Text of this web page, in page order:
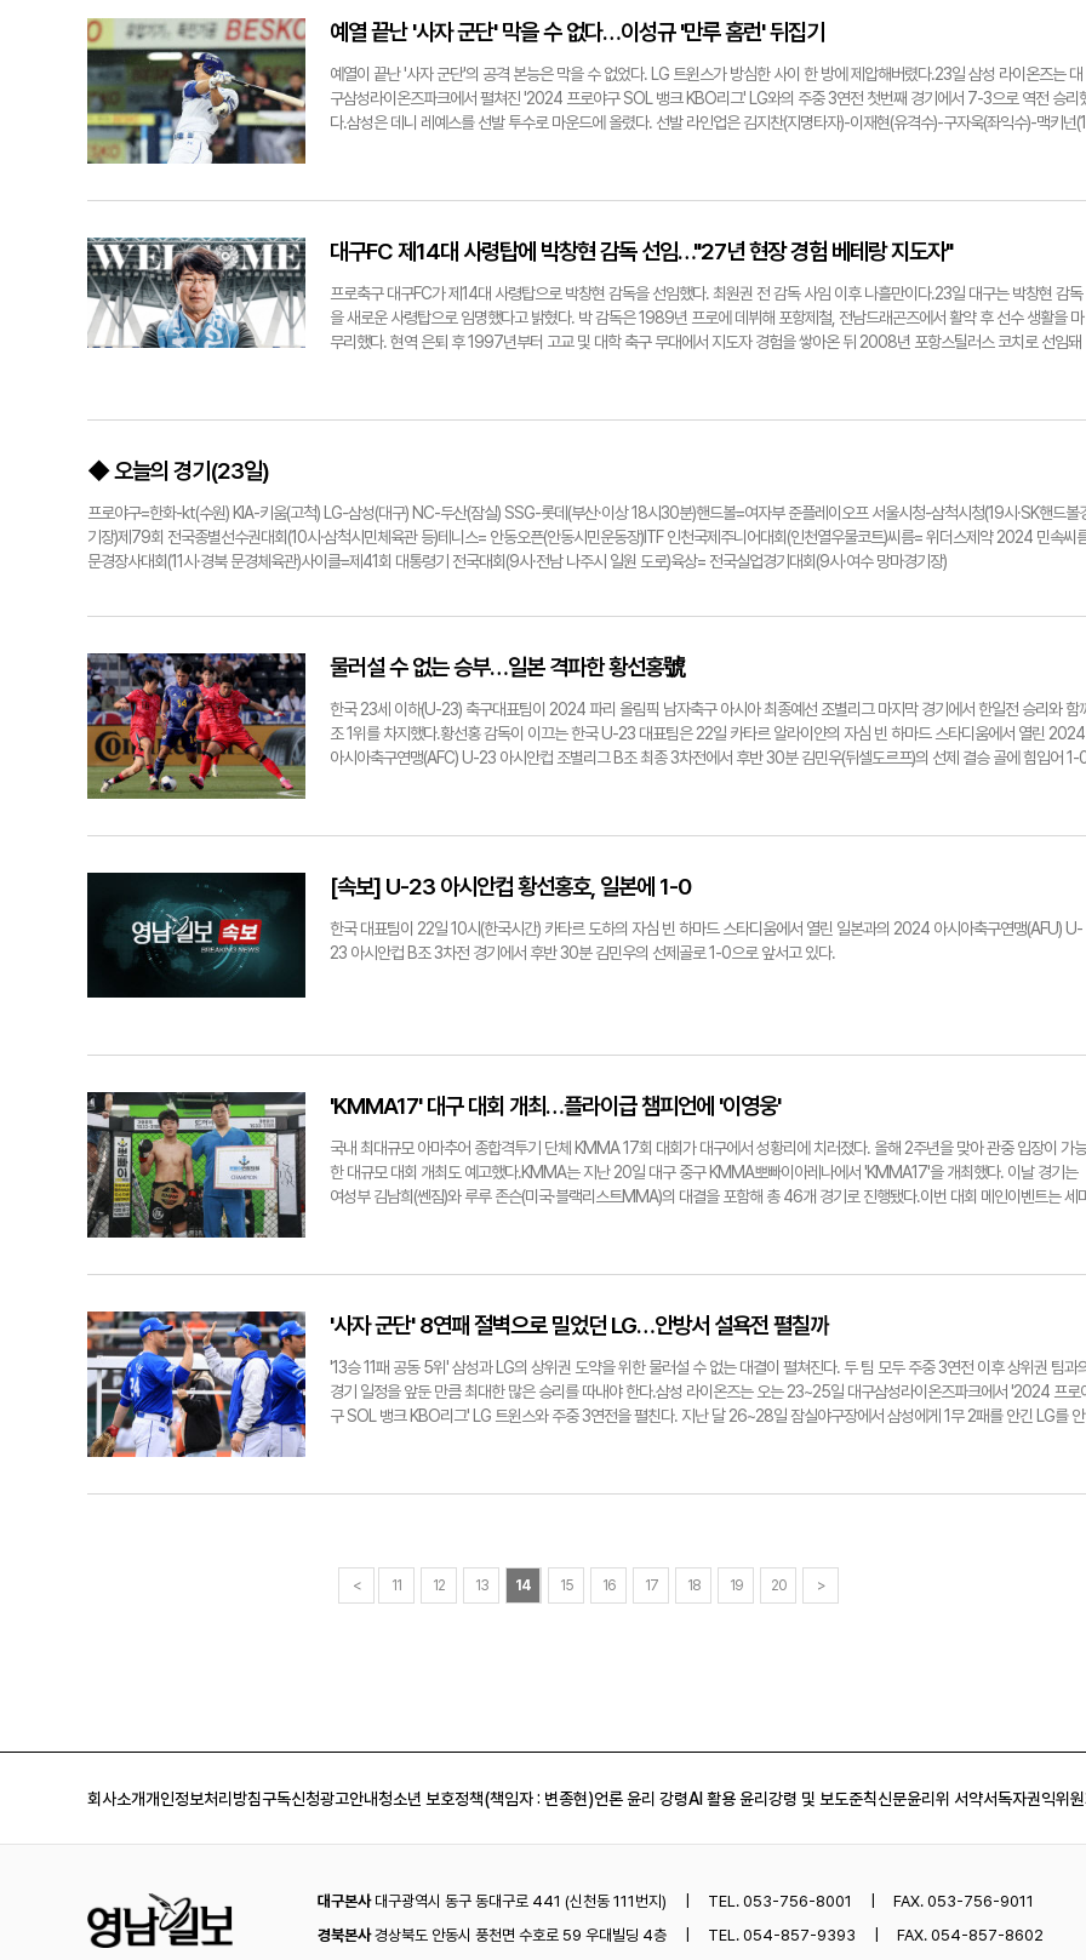
크 KBO리그' 삼성 라이온즈와 LG 트윈스전에서 힘차게 공을 던지는 좌완 이승현. 이날 무안타 무실점 호투를 보였다.
겠다"고 밝혔다. 김형엽기자 khy@yeongnam.com제53회 전국소년체육대회 대구시 초등부 축구 대표팀으로 선발된 대구반야
월초 축구부.
예열 끝난 '사자 군단' 막을 수 없다…이성규 '만루 홈런' 뒤집기
예열이 끝난 '사자 군단'의 공격 본능은 막을 수 없었다. LG 트윈스가 방심한 사이 한 방에 제압해버렸다.23일 삼성 라이온즈는 대
구삼성라이온즈파크에서 펼쳐진 '2024 프로야구 SOL 뱅크 KBO리그' LG와의 주중 3연전 첫번째 경기에서 7-3으로 역전 승리
다.삼성은 데니 레예스를 선발 투수로 마운드에 올렸다. 선발 라인업은 김지찬(지명타자)-이재현(유격수)-구자욱(좌익수)-맥키넌(1
이성규. 지난 14일 라팍에서 NC 다이노스를 상대로 연타석 홈런을 친 주인공이다. 2볼-2스트라이크 이후 이우찬의 5구째 포크볼
을 당겨쳤고, 공은 120m를 날아 좌측 담장으로 넘어갔다. 개인 통산 첫 번째, 이번 시즌 구단 최초 만루 홈런이다.이날 레예스는 5
이닝 동안 93개의 공을 던진 뒤 마운드에서 내려갔다. 5이닝 5피안타 3실점(3자책) 1사사구 5탈삼진을 기록했다. 경기 중 내린 빗
방울이 점차 굵어지면서 8회말 7-3 삼성 강우콜드 승으로 종료됐다.김형엽기자 khy@yeongnam.com23일 대구삼성라이온즈
파크에서 펼쳐진 '2024 프로야구 SOL 뱅크 KBO리그' 삼성 라이온즈와 LG 트윈스 경기에서 이성규가 6회말 만루 홈런을 날린 순
대구FC 제14대 사령탑에 박창현 감독 선임…"27년 현장 경험 베테랑 지도자"
프로축구 대구FC가 제14대 사령탑으로 박창현 감독을 선임했다. 최원권 전 감독 사임 이후 나흘만이다.23일 대구는 박창현 감독
을 새로운 사령탑으로 임명했다고 밝혔다. 박 감독은 1989년 프로에 데뷔해 포항제철, 전남드래곤즈에서 활약 후 선수 생활을 마
무리했다. 현역 은퇴 후 1997년부터 고교 및 대학 축구 무대에서 지도자 경험을 쌓아온 뒤 2008년 포항스틸러스 코치로 선임돼
해하고 극복해나갈 수 있는 감독으로 판단했다. 젊은 연령대인 선수단을 효과적으로 컨트롤 하는 데 많은 도움이 될 것으로 기대
다. 어려운 시기에 팀을 안정적으로 잘 이끌어 줄 것이라 기대한다"며 선임 배경을 밝혔다.박 감독은 "대구의 감독 자리를 맡게 돼
영광스럽다. 현장에서의 경력은 어느 분께도 뒤지지 않는다고 자신한다. 어려운 상황에 있는 선수단을 안정적으로 이끌어 높은 위
◆ 오늘의 경기(23일)
프로야구=한화-kt(수원) KIA-키움(고척) LG-삼성(대구) NC-두산(잠실) SSG-롯데(부산·이상 18시30분)핸드볼=여자부 준플레이오프 서울시청-삼척시청(19시·SK핸드볼
기장)제79회 전국종별선수권대회(10시·삼척시민체육관 등)테니스= 안동오픈(안동시민운동장)ITF 인천국제주니어대회(인천열우물코트)씨름= 위더스제약 2024 민속씨
문경장사대회(11시·경북 문경체육관)사이클=제41회 대통령기 전국대회(9시·전남 나주시 일원 도로)육상= 전국실업경기대회(9시·여수 망마경기장)
물러설 수 없는 승부…일본 격파한 황선홍號
한국 23세 이하(U-23) 축구대표팀이 2024 파리 올림픽 남자축구 아시아 최종예선 조별리그 마지막 경기에서 한일전 승리와 함
조 1위를 차지했다.황선홍 감독이 이끄는 한국 U-23 대표팀은 22일 카타르 알라이얀의 자심 빈 하마드 스타디움에서 열린 2024
아시아축구연맹(AFC) U-23 아시안컵 조별리그 B조 최종 3차전에서 후반 30분 김민우(뒤셀도르프)의 선제 결승 골에 힘입어 1-
다. 2위를 할 경우 개최국인 카타르와 경기가 예정된 터였다.한국은 26일 오전 2시30분부터 도하의 압둘라 빈 칼리파 스타디움에
서 신태용 감독이 지휘하는 A조 2위 인도네시아와 준결승 진출을 놓고 격돌한다.이번 대회에선 3위까지 파리 올림픽 본선 진출권
을 받을 수 있어 파리에 한걸음 더 다가갔다. 4위 팀은 2023 U-23 아프리카 네이션스컵 4위인 기니와 플레이오프에서 승리해야
파리로 갈 수 있다.김형엽기자 khy@yeongnam.com22일 카타르 알라이얀의 자심 빈 하마드 스타디움에서 열린 2024 아시아
[속보] U-23 아시안컵 황선홍호, 일본에 1-0
한국 대표팀이 22일 10시(한국시간) 카타르 도하의 자심 빈 하마드 스타디움에서 열린 일본과의 2024 아시아축구연맹(AFU) U-
23 아시안컵 B조 3차전 경기에서 후반 30분 김민우의 선제골로 1-0으로 앞서고 있다.
'KMMA17' 대구 대회 개최…플라이급 챔피언에 '이영웅'
국내 최대규모 아마추어 종합격투기 단체 KMMA 17회 대회가 대구에서 성황리에 치러졌다. 올해 2주년을 맞아 관중 입장이 가능
한 대규모 대회 개최도 예고했다.KMMA는 지난 20일 대구 중구 KMMA뽀빠이아레나에서 'KMMA17'을 개최했다. 이날 경기는
여성부 김남희(쎈짐)와 루루 존슨(미국·블랙리스트MMA)의 대결을 포함해 총 46개 경기로 진행됐다.이번 대회 메인이벤트는 세미
기량이 매번 성장하는 것을 보고 대한민국 선수들의 잠재력을 실감했다"며 "연내 치를 2주년 기념 대회는 KMMA 선수들의 활약을
더 많은 격투팬들이 현장에서 볼 수 있도록 관객을 유치할 수 있는 큰 대회장에서 진행할 계획"이라고 했다.KMMA는 한국 아마추
어 종합격투기 선수들에게 해외 못지않은 경험을 제공하기 위해 2022년 10월부터 서울과 대구를 오가며 매달 개최한다. 다음 대
회는 오는 5월25일 대구 KMMA뽀빠이아레나에서 열리는 'KMMA18'이다. KMMA 최초로 케이지 킥복싱룰을 채택한 입식 격투
부문을 신설해 경기를 치른다.김형엽기자 khy@yeongnam.com지난 20일 대구 중구 KMMA뽀빠이아레나에서 열린
'사자 군단' 8연패 절벽으로 밀었던 LG…안방서 설욕전 펼칠까
'13승 11패 공동 5위' 삼성과 LG의 상위권 도약을 위한 물러설 수 없는 대결이 펼쳐진다. 두 팀 모두 주중 3연전 이후 상위권 팀과
경기 일정을 앞둔 만큼 최대한 많은 승리를 따내야 한다.삼성 라이온즈는 오는 23~25일 대구삼성라이온즈파크에서 '2024 프로
구 SOL 뱅크 KBO리그' LG 트윈스와 주중 3연전을 펼친다. 지난 달 26~28일 잠실야구장에서 삼성에게 1무 2패를 안긴 LG를 안
드는 홈런 2개를 포함해 피안타 25개로 난타당했다. 이후 삼성은 SSG와의 홈 개막전을 포함해 키움 히어로즈전과 KIA 타이거즈
전까지 내리 6연패를 당하며 총 8연패라는 암울한 시즌 초반을 보내야만 했다.LG전 이후 연패는 오히려 삼성에게 극약처방이 됐
다. LG전 승부처는 결국 타선이다. 선발 투수 로테이션상 삼성은 데니 레예스를 시작으로 좌완 이승현과 이호성을 차례로 내보낼
들이 편한 마음으로 마운드에 오르기 위해서는 일찌감치 득점을 내줄 필요가 있다.두 팀 모두 맞대결 이후 상위권 팀과의 경기를
23일 대구삼성라이온즈파크에서 펼쳐질 '2024 프로야구 SOL 뱅크 KBO리그' LG 트윈스전에 선발 투수로 마운드에 오를 예정인
삼성 라이온즈 레예스.
< 11 12 13 14 15 16 17 18 19 20 >
회사소개개인정보처리방침구독신청광고안내청소년 보호정책(책임자 : 변종현)언론 윤리 강령AI 활용 윤리강령 및 보도준칙신문윤리위 서약서독자권익위
대구본사대구광역시 동구 동대구로 441 (신천동 111번지) TEL. 053-756-8001
FAX. 053-756-9011
경북본사경상북도 안동시 풍천면 수호로 59 우대빌딩 4층 TEL. 054-857-9393 FAX. 054-857-8602